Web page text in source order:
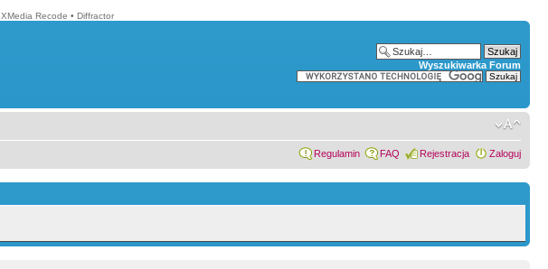
XMedia Recode • Diffractor
Wyszukiwarka Forum
Regulamin FAQ Rejestracja Zaloguj